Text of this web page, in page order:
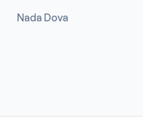
Gak Bingung)
Nada Dova